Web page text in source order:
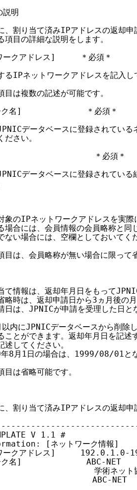
明
割り当て済みIPアドレスの返却申
目の詳細な説明をします。
クアドレス]     ＊必須＊
IPネットワークアドレスを記入し
は複数の記述が可能です。
ク名]             ＊必須＊
データベースに登録されている
さい。
＊必須＊
データベースに登録されている
のIPネットワークアドレスを実際
合には、会員情報の会員略称と同
い場合には、空欄としておいてくだ
は、会員略称が無い場合に限って
情報は、返却年月日をもって
時は、返却申請日から3ヵ月後の
は、JPNICが申請を受理した日と
内にJPNICデータベースから削除し
とができます。返却年月日を記
してください。
月1日の場合は、1999/08/01とな
は省略可能です。
割り当て済みIPアドレスの返却申
V 1.1 #
[ネットワーク情報]
ークアドレス]     192.0.1.0-
ク名]             ABC-NET
学術ネット協
]                   ABC-NET